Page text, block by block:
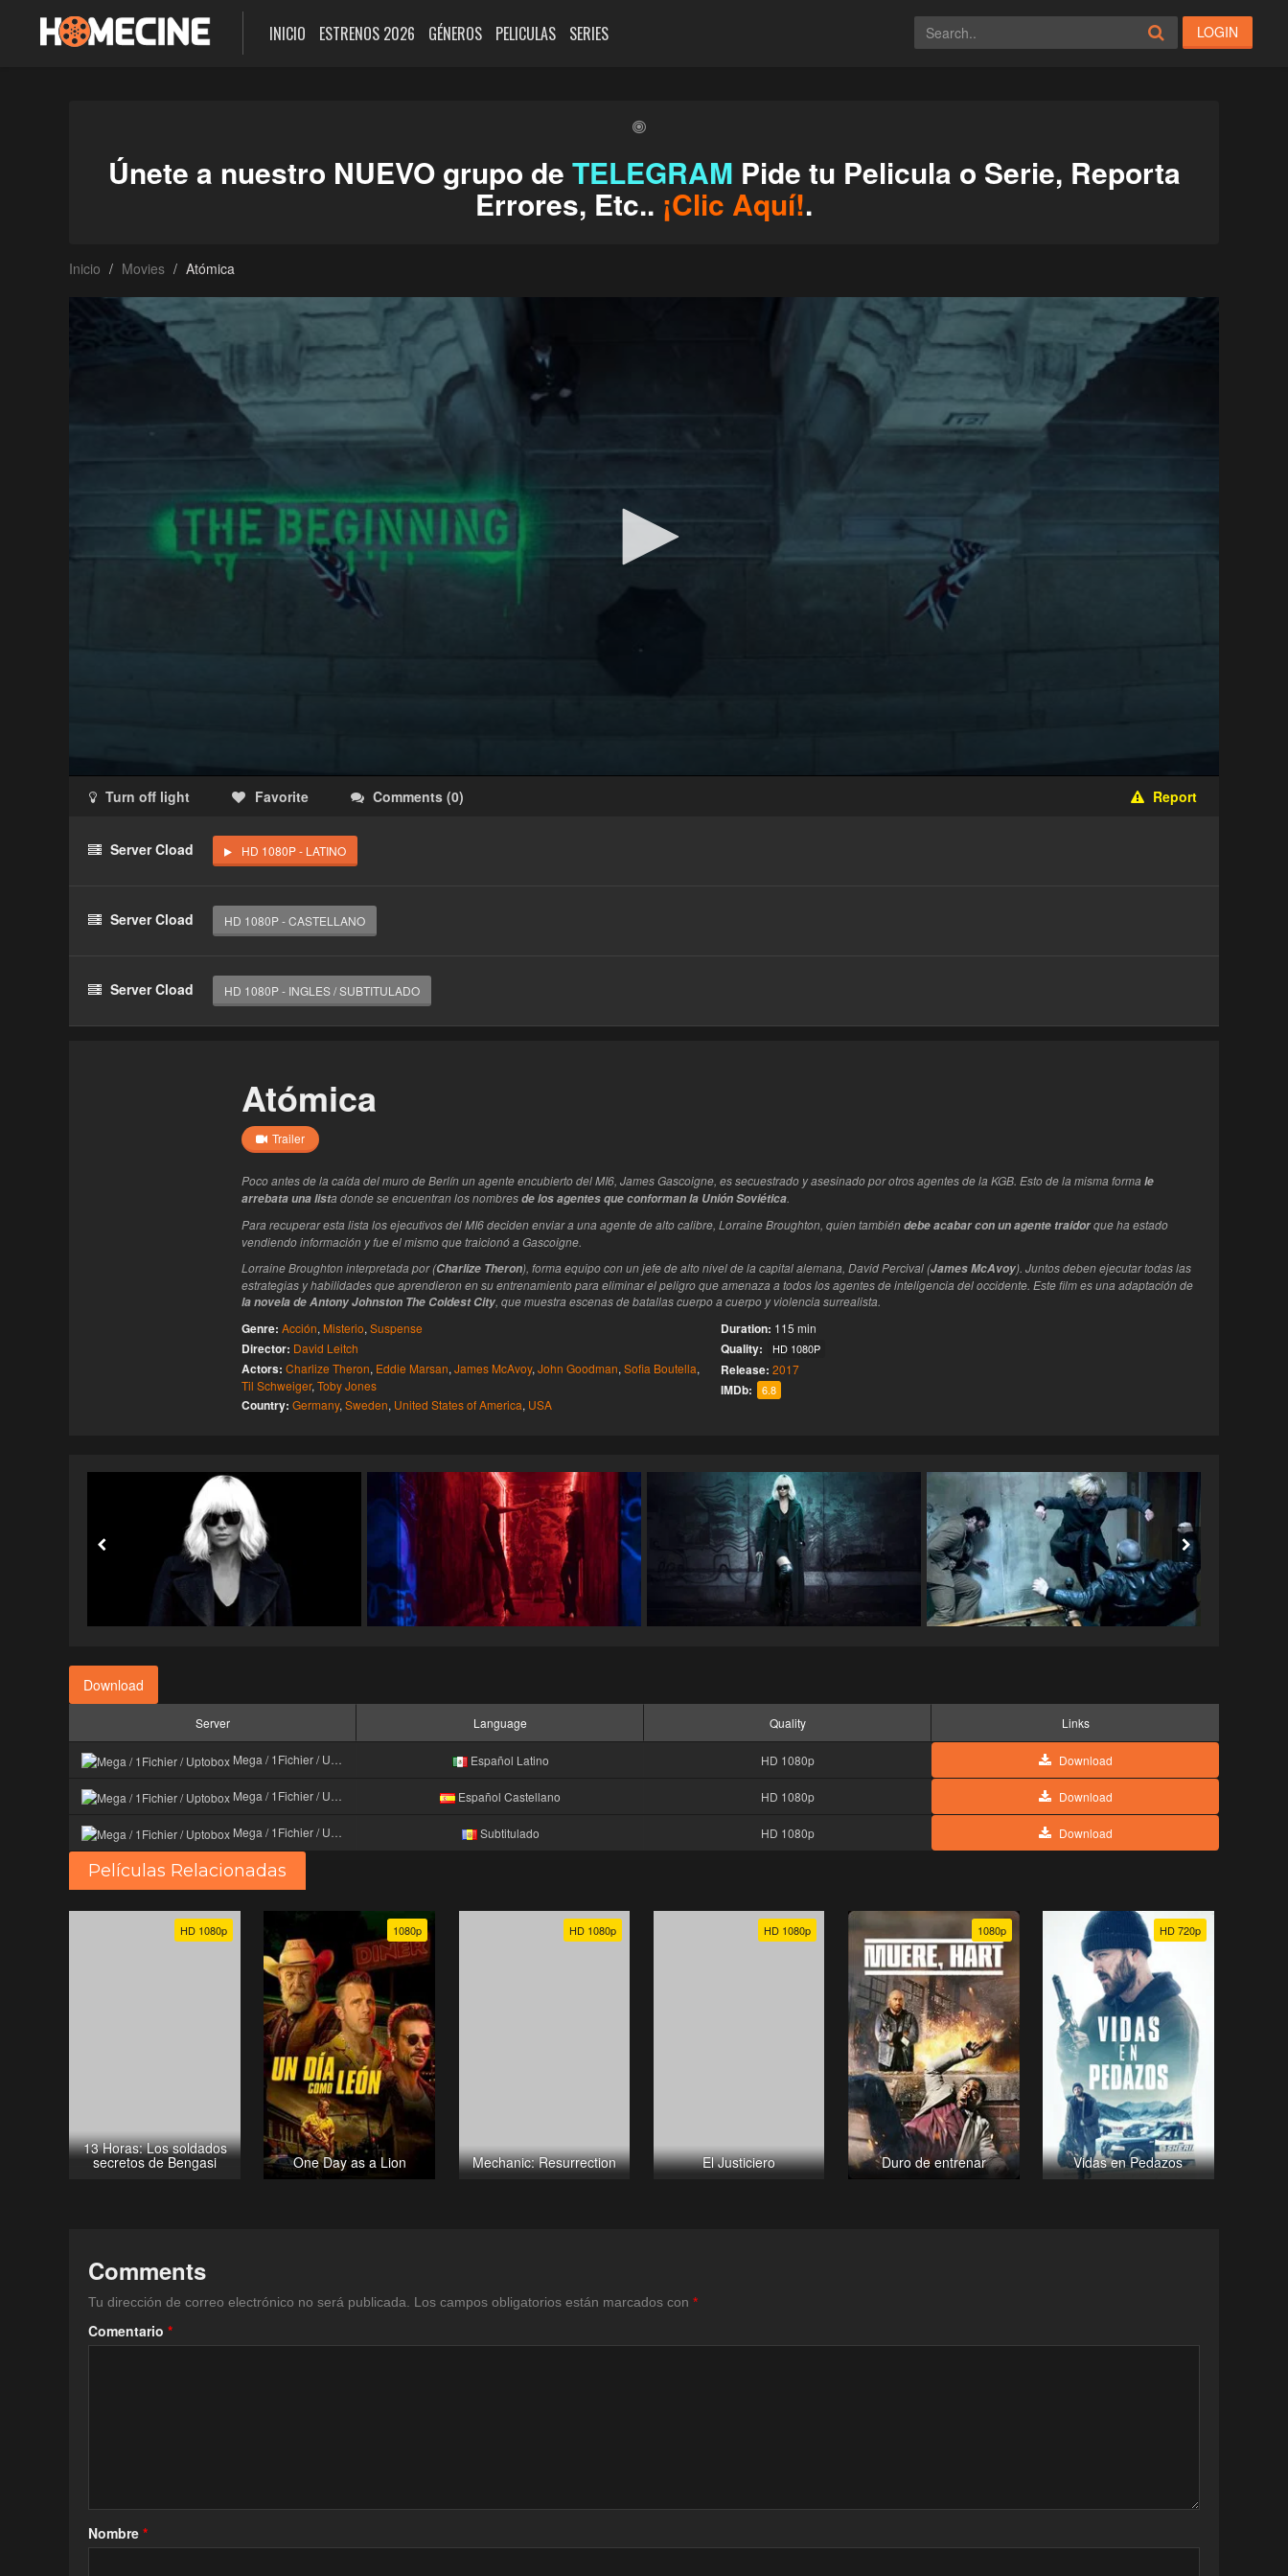
INICIO ESTRENOS 2026 GÉNEROS PELICULAS SERIES LOGIN
Únete a nuestro NUEVO grupo de TELEGRAM Pide tu Pelicula o Serie, Reporta
Errores, Etc.. ¡Clic Aquí!.
Inicio Movies Atómica
Acceso Requerido
Haz clic 3 veces en el botón para desbloquear este
Clic 1 - Abrir primer enlace
Clics: 0/3
El acceso expira en 1 hora
Turn off light Favorite Comments (0) Report
Server Cload HD 1080P - LATINO
Server Cload HD 1080P - CASTELLANO
Server Cload HD 1080P - INGLES / SUBTITULADO
Atómica
Trailer
Poco antes de la caída del muro de Berlín un agente encubierto del MI6, James Gascoigne, es secuestrado y asesinado por otros agentes de la KGB. Esto de la misma forma le
arrebata una lista donde se encuentran los nombresde los agentes que conforman la Unión Soviética.
Para recuperar esta lista los ejecutivos del MI6 deciden enviar a una agente de alto calibre, Lorraine Broughton, quien tambiéndebe acabar con un agente traidorque ha estado
vendiendo información y fue el mismo que traicionó a Gascoigne.
Lorraine Broughton interpretada por (Charlize Theron), forma equipo con un jefe de alto nivel de la capital alemana, David Percival (James McAvoy). Juntos deben ejecutar todas las
estrategias y habilidades que aprendieron en su entrenamiento para eliminar el peligro que amenaza a todos los agentes de inteligencia del occidente. Este film es una adaptación de
la novela de Antony Johnston The Coldest City, que muestra escenas de batallas cuerpo a cuerpo y violencia surrealista.
Genre: Acción, Misterio, Suspense
Director: David Leitch
Actors: Charlize Theron, Eddie Marsan, James McAvoy, John Goodman, Sofia Boutella,
Til Schweiger, Toby Jones
Country: Germany, Sweden, United States of America, USA
Duration: 115 min
Quality: HD 1080P
Release: 2017
IMDb: 6.8
Download
Server Language Quality Links
Mega / 1Fichier / Uptobox Español Latino HD 1080p Download
Mega / 1Fichier / Uptobox Español Castellano HD 1080p Download
Mega / 1Fichier / Uptobox Subtitulado HD 1080p Download
Películas Relacionadas
HD 1080p
13 Horas: Los soldados
secretos de Bengasi
1080p
One Day as a Lion
HD 1080p
Mechanic: Resurrection
HD 1080p
El Justiciero
1080p
Duro de entrenar
HD 720p
Vidas en Pedazos
Comments
Tu dirección de correo electrónico no será publicada. Los campos obligatorios están marcados con *
Comentario *
Nombre *